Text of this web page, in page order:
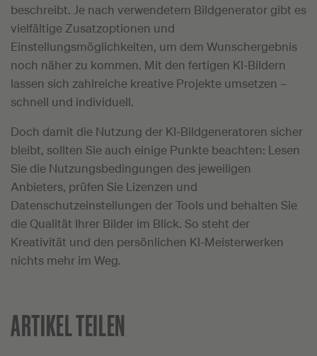
beschreibt. Je nach verwendetem Bildgenerator gibt es
vielfältige Zusatzoptionen und
Einstellungsmöglichkeiten, um dem Wunschergebnis
noch näher zu kommen. Mit den fertigen KI-Bildern
lassen sich zahlreiche kreative Projekte umsetzen –
schnell und individuell.
Doch damit die Nutzung der KI-Bildgeneratoren sicher
bleibt, sollten Sie auch einige Punkte beachten: Lesen
Sie die Nutzungsbedingungen des jeweiligen
Anbieters, prüfen Sie Lizenzen und
Datenschutzeinstellungen der Tools und behalten Sie
die Qualität Ihrer Bilder im Blick. So steht der
Kreativität und den persönlichen KI-Meisterwerken
nichts mehr im Weg.
ARTIKEL TEILEN